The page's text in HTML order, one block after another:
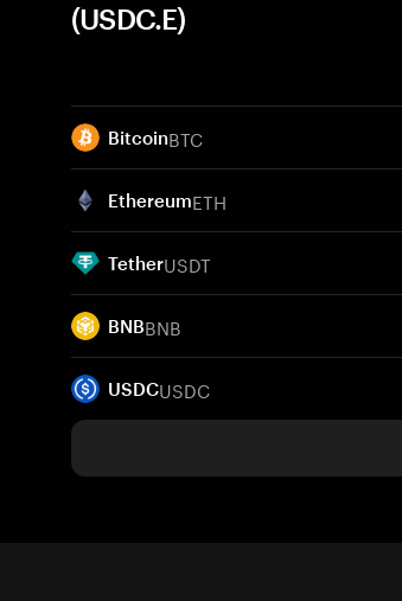
(USDC.E)
BitcoinBTC
EthereumETH
TetherUSDT
BNBBNB
USDCUSDC